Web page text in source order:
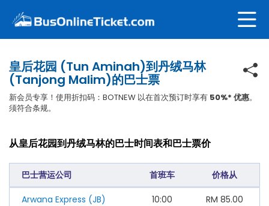
皇后花园 (Tun Aminah)到丹绒马林
(Tanjong Malim)的巴士票
新会员专享！使用折扣码：BOTNEW 以在首次预订时享有 50%* 优惠。
须符合条规。
从皇后花园到丹绒马林的巴士时间表和巴士票价
巴士营运公司 首班车 价格从
Arwana Express (JB) 10:00 RM 85.00